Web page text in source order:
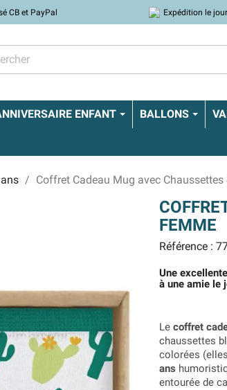
CB et PayPal Expédition le
ENFANT BALLONS
Coffret Cadeau Mug avec
FEMME
Référence :
Une
à une amie le
Le coffret
chaussettes
colorées
ans
entourée de